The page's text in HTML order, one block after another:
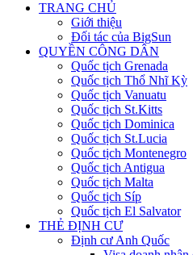
TRANG CHỦ
Giới thiệu
Đối tác của BigSun
QUYỀN CÔNG DÂN
Quốc tịch Grenada
Quốc tịch Thổ Nhĩ Kỳ
Quốc tịch Vanuatu
Quốc tịch St.Kitts
Quốc tịch Dominica
Quốc tịch St.Lucia
Quốc tịch Montenegro
Quốc tịch Antigua
Quốc tịch Malta
Quốc tịch Síp
Quốc tịch El Salvator
THẺ ĐỊNH CƯ
Định cư Anh Quốc